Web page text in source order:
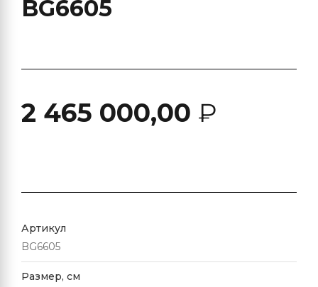
BG6605
2 465 000,00 ₽
Артикул
BG6605
Размер, см